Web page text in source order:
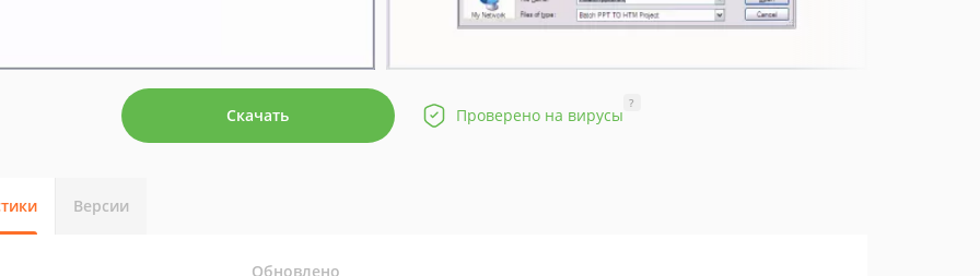
Скачать Проверено на вирусы
?
Версии
Обновлено